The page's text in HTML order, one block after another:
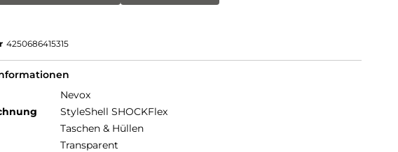
4250686415315
Nevox
StyleShell SHOCKFlex
Taschen & Hüllen
Transparent